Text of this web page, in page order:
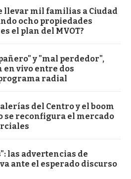
llevar mil familias a Ciudad
ocho propiedades
el plan del MVOT?
y "mal perdedor",
vivo entre dos
radial
del Centro y el boom
se reconfigura el mercado
las advertencias de
ante el esperado discurso